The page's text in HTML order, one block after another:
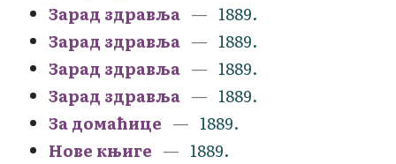
Зарад здравља
1889.
Зарад здравља
1889.
Зарад здравља
1889.
Зарад здравља
1889.
За домаћице
1889.
Нове књиге
1889.